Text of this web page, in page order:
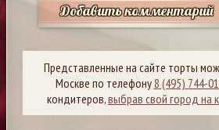
Добавить комментарий
Представленные на сайте торты
Москве по телефону8 (495) 744-
кондитеров,выбрав свой город на